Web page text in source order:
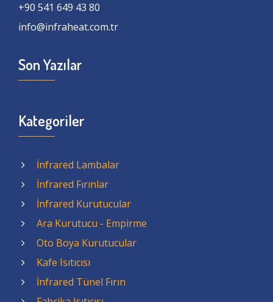
+90 541 649 43 80
info@infraheat.com.tr
Son Yazılar
Kategoriler
İnfrared Lambalar
İnfrared Fırınlar
İnfrared Kurutucular
Ara Kurutucu - Empirme
Oto Boya Kurutucular
Kafe Isıtıcısı
İnfrared Tünel Fırın